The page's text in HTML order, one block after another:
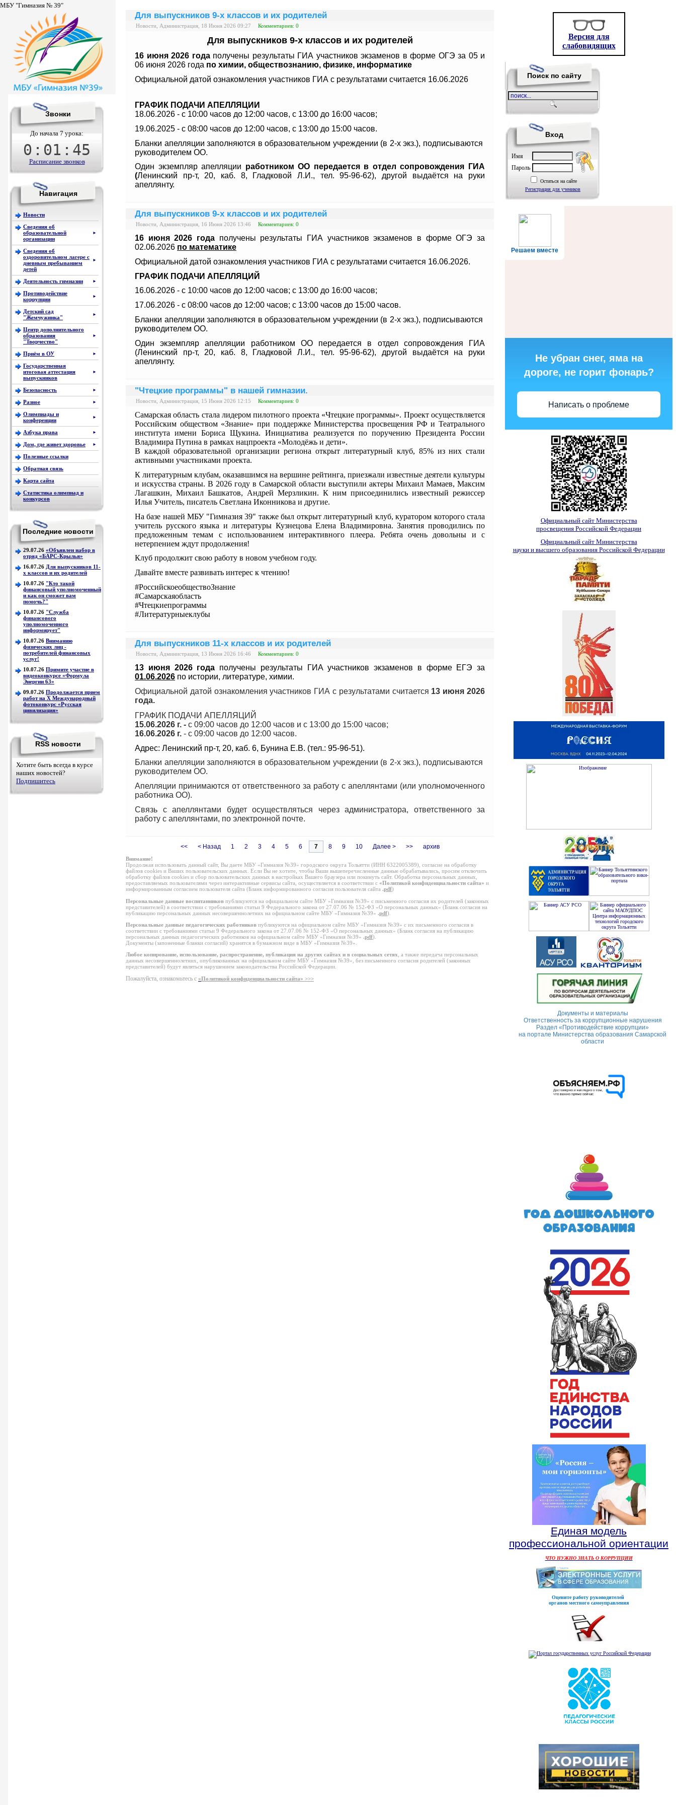
МБУ "Гимназия № 39"
Для выпускников 9-х классов и их родителей
Новости, Администрация, 18 Июня 2026 09:27 Комментариев: 0
Для выпускников 9-х классов и их родителей
16 июня 2026 годаполучены результаты ГИА участников экзаменов в форме ОГЭ за 05 и
06 июня 2026 года по химии, обществознанию, физике, информатике
Официальной датой ознакомления участников ГИА с результатами считается 16.06.2026
ГРАФИК ПОДАЧИ АПЕЛЛЯЦИИ
18.06.2026 - с 10:00 часов до 12:00 часов, с 13:00 до 16:00 часов;
19.06.2025 - с 08:00 часов до 12:00 часов, с 13:00 до 15:00 часов.
Бланки апелляции заполняются в образовательном учреждении (в 2-х экз.), подписываются
руководителем ОО.
Один экземпляр апелляции работником ОО передается в отдел сопровождения ГИА
(Ленинский пр-т, 20, каб. 8, Гладковой Л.И., тел. 95-96-62), другой выдаётся на руки
апеллянту.
Для выпускников 9-х классов и их родителей
Новости, Администрация, 16 Июня 2026 13:46 Комментариев: 0
16 июня 2026 года получены результаты ГИА участников экзаменов в форме ОГЭ за
02.06.2026 по математике
Официальной датой ознакомления участников ГИА с результатами считается 16.06.2026.
ГРАФИК ПОДАЧИ АПЕЛЛЯЦИЙ
16.06.2026 - с 10:00 часов до 12:00 часов; с 13:00 до 16:00 часов;
17.06.2026 - с 08:00 часов до 12:00 часов; с 13:00 часов до 15:00 часов.
Бланки апелляции заполняются в образовательном учреждении (в 2-х экз.), подписываются
руководителем ОО.
Один экземпляр апелляции работником ОО передается в отдел сопровождения ГИА
(Ленинский пр-т, 20, каб. 8, Гладковой Л.И., тел. 95-96-62), другой выдаётся на руки
апеллянту.
"Чтецкие программы" в нашей гимназии.
Новости, Администрация, 15 Июня 2026 12:15 Комментариев: 0
Самарская область стала лидером пилотного проекта «Чтецкие программы». Проект осуществляется
Российским обществом «Знание» при поддержке Министерства просвещения РФ и Театрального
института имени Бориса Щукина. Инициатива реализуется по поручению Президента России
Владимира Путина в рамках нацпроекта «Молодёжь и дети».
В каждой образовательной организации региона открыт литературный клуб, 85% из них стали
активными участниками проекта.
К литературным клубам, оказавшимся на вершине рейтинга, приезжали известные деятели культуры
и искусства страны. В 2026 году в Самарской области выступили актеры Михаил Мамаев, Максим
Лагашкин, Михаил Башкатов, Андрей Мерзликин. К ним присоединились известный режиссер
Илья Учитель, писатель Светлана Иконникова и другие.
На базе нашей МБУ "Гимназия 39" также был открыт литературный клуб, куратором которого стала
учитель русского языка и литературы Кузнецова Елена Владимировна. Занятия проводились по
предложенным темам с использованием интерактивного плеера. Ребята очень довольны и с
нетерпением ждут продолжения!
Клуб продолжит свою работу в новом учебном году.
Давайте вместе развивать интерес к чтению!
#РоссийскоеобществоЗнание
#Самарскаяобласть
#Чтецкиепрограммы
#Литературныеклубы
Для выпускников 11-х классов и их родителей
Новости, Администрация, 13 Июня 2026 16:46 Комментариев: 0
13 июня 2026 года получены результаты ГИА участников экзаменов в форме ЕГЭ за
01.06.2026 по истории, литературе, химии.
Официальной датой ознакомления участников ГИА с результатами считается 13 июня 2026
года.
ГРАФИК ПОДАЧИ АПЕЛЛЯЦИЙ
15.06.2026 г. - с 09:00 часов до 12:00 часов и с 13:00 до 15:00 часов;
16.06.2026 г. - с 09:00 часов до 12:00 часов.
Адрес: Ленинский пр-т, 20, каб. 6, Бунина Е.В. (тел.: 95-96-51).
Бланки апелляции заполняются в образовательном учреждении (в 2-х экз.), подписываются
руководителем ОО.
Апелляции принимаются от ответственного за работу с апеллянтами (или уполномоченного
работника ОО).
Связь с апеллянтами будет осуществляться через администратора, ответственного за
работу с апеллянтами, по электронной почте.
<< < Назад 1 2 3 4 5 6 7 8 9 10 Далее > >> архив
Внимание!
Продолжая использовать данный сайт, Вы даете МБУ «Гимназия №39» городского округа Тольятти (ИНН 6322005389), согласие на обработку
файлов cookies и Ваших пользовательских данных. Если Вы не хотите, чтобы Ваши вышеперечисленные данные обрабатывались, просим отключить
обработку файлов cookies и сбор пользовательских данных в настройках Вашего браузера или покинуть сайт. Обработка персональных данных,
предоставляемых пользователями через интерактивные сервисы сайта, осуществляется в соответствии с «Политикой конфиденциальности сайта» и
информированным согласием пользователя сайта (Бланк информированного согласия пользователя сайта .pdf)
Персональные данные воспитанников публикуются на официальном сайте МБУ «Гимназия №39» с письменного согласия их родителей (законных
представителей) в соответствии с требованиями статьи 9 Федерального закона от 27.07.06 № 152-ФЗ «О персональных данных» (Бланк согласия на
публикацию персональных данных несовершеннолетних на официальном сайте МБУ «Гимназия №39» .pdf).
Персональные данные педагогических работников публикуются на официальном сайте МБУ «Гимназия №39» с их письменного согласия в
соответствии с требованиями статьи 9 Федерального закона от 27.07.06 № 152-ФЗ «О персональных данных» (Бланк согласия на публикацию
персональных данных педагогических работников на официальном сайте МБУ «Гимназия №39» .pdf).
Документы (запоненные бланки согласий) хранятся в бумажном виде в МБУ «Гимназия №39».
Любое копирование, использование, распространение, публикация на других сайтах и в социальных сетях , а также передача персональных
данных несовершеннолетних, опубликованных на официальном сайте МБУ «Гимназия №39», без письменного согласия родителей (законных
представителей) будут являться нарушением законодательства Российской Федерации.
Пожалуйста, ознакомьтесь с «Политикой конфиденциальности сайта» >>>
Версия для
слабовидящих
Поиск по сайту
Вход
Имя
Пароль
Остаться на сайте
Регистрация для учеников
Решаем вместе
Не убран снег, яма на
дороге, не горит фонарь?
Написать о проблеме
Официальный сайт Министерства
просвещения Российской Федерации
Официальный сайт Министерства
науки и высшего образования Российской Федерации
Документы и материалы
Ответственность за коррупционные нарушения
Раздел «Противодействие коррупции»
на портале Министерства образования Самарской
области
Единая модель
профессиональной ориентации
ЧТО НУЖНО ЗНАТЬ О КОРРУПЦИИ
Оцените работу руководителей
органов местного самоуправления
Звонки
До начала 7 урока:
0 : 01 : 44
Расписание звонков
Навигация
Новости
Сведения об
образовательной
организации
►
Сведения об
оздоровительном лагере с
дневным пребыванием
детей
►
Деятельность гимназии ►
Противодействие
коррупции
►
Детский сад
"Жемчужинка"
►
Центр дополнительного
образования
"Творчество"
►
Приём в ОУ ►
Государственная
итоговая аттестация
выпускников
►
Безопасность ►
Разное ►
Олимпиады и
конференции
►
Азбука права ►
Дом, где живет здоровье ►
Полезные ссылки
Обратная связь
Карта сайта
Статистика олимпиад и
конкурсов
Последние новости
29.07.26 «Объявлен набор в
отряд «БАРС-Крылья»
16.07.26 Для выпускников 11-
х классов и их родителей
10.07.26 "Кто такой
финансовый уполномоченный
и как он сможет вам
помочь?"
10.07.26 "Служба
финансового
уполномоченного
информирует"
10.07.26 Вниманию
физических лиц -
потребителей финансовых
услуг!
10.07.26 Примите участие в
видеоконкурсе «Формула
Энергии 63»
09.07.26 Продолжается прием
работ на Х Международный
фотоконкурс «Русская
цивилизация»
RSS новости
Хотите быть всегда в курсе
наших новостей?
Подпишитесь